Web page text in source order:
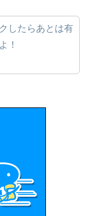
したらあとは有
！